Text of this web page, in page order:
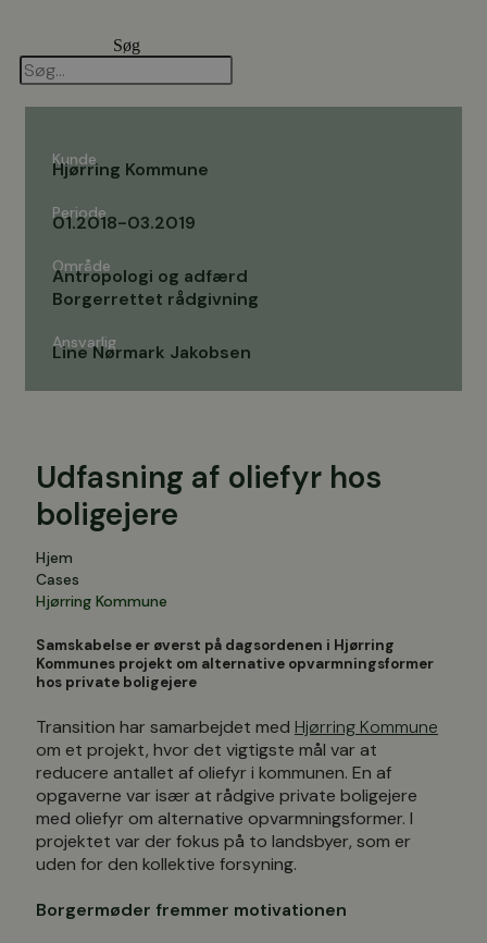
indhold
Søg
Kunde
Hjørring Kommune
Periode
01.2018-03.2019
Område
Antropologi og adfærd
Borgerrettet rådgivning
Ansvarlig
Line Nørmark Jakobsen
Udfasning af oliefyr hos
boligejere
Hjem
Cases
Hjørring Kommune
Samskabelse er øverst på dagsordenen i Hjørring
Kommunes projekt om alternative opvarmningsformer
hos private boligejere
Transition har samarbejdet med Hjørring Kommune
om et projekt, hvor det vigtigste mål var at
reducere antallet af oliefyr i kommunen. En af
opgaverne var især at rådgive private boligejere
med oliefyr om alternative opvarmningsformer. I
projektet var der fokus på to landsbyer, som er
uden for den kollektive forsyning.
Borgermøder fremmer motivationen